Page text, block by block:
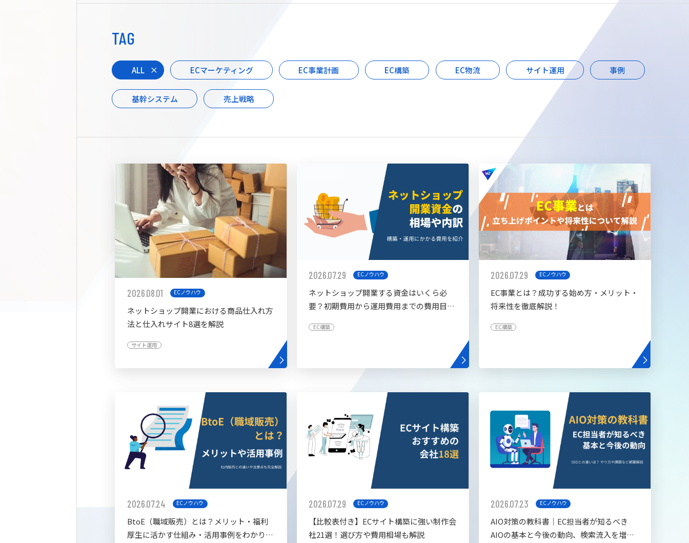
TAG
ALL ECマーケティング EC事業計画 EC構築 EC物流 サイト運用 事例
基幹システム 売上戦略
2026.08.01 ECノウハウ
ネットショップ開業における商品仕入れ方
法と仕入れサイト8選を解説
サイト運用
2026.07.29 ECノウハウ
ネットショップ開業する資金はいくら必
要？初期費用から運用費用までの費用目安
EC構築
2026.07.29 ECノウハウ
EC事業とは？成功する始め方・メリット・
将来性を徹底解説！
EC構築
2026.07.24 ECノウハウ
BtoE（職域販売）とは？メリット・福利
厚生に活かす仕組み・活用事例をわかりや
2026.07.29 ECノウハウ
【比較表付き】ECサイト構築に強い制作会
社21選！選び方や費用相場も解説
2026.07.23 ECノウハウ
AIO対策の教科書│EC担当者が知るべき
AIOの基本と今後の動向、検索流入を増や